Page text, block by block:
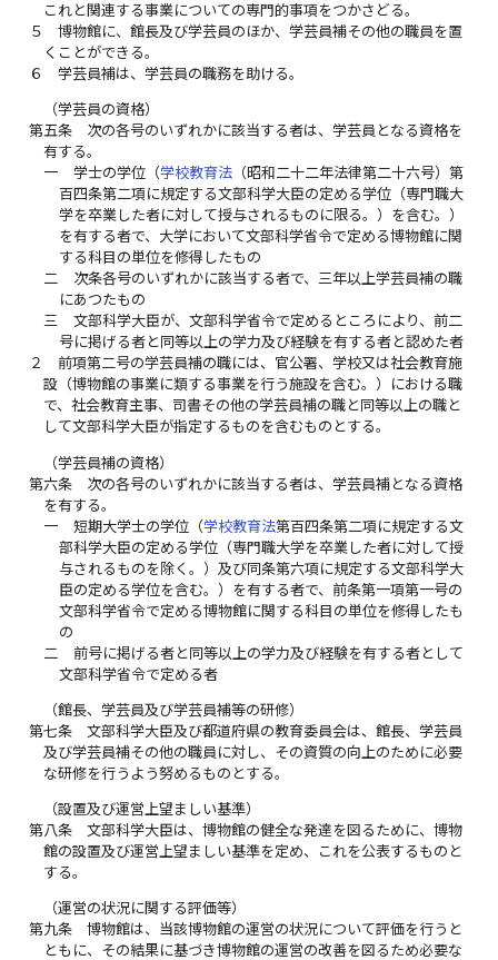
これと関連する事業についての専門的事項をつかさどる。
５
博物館に、館長及び学芸員のほか、学芸員補その他の職員を置
くことができる。
６
学芸員補は、学芸員の職務を助ける。
（学芸員の資格）
第五条
次の各号のいずれかに該当する者は、学芸員となる資格を
有する。
一
学士の学位（学校教育法（昭和二十二年法律第二十六号）第
百四条第二項に規定する文部科学大臣の定める学位（専門職大
学を卒業した者に対して授与されるものに限る。）を含む。）
を有する者で、大学において文部科学省令で定める博物館に関
する科目の単位を修得したもの
二
次条各号のいずれかに該当する者で、三年以上学芸員補の職
にあつたもの
三
文部科学大臣が、文部科学省令で定めるところにより、前二
号に掲げる者と同等以上の学力及び経験を有する者と認めた者
２
前項第二号の学芸員補の職には、官公署、学校又は社会教育施
設（博物館の事業に類する事業を行う施設を含む。）における職
で、社会教育主事、司書その他の学芸員補の職と同等以上の職と
して文部科学大臣が指定するものを含むものとする。
（学芸員補の資格）
第六条
次の各号のいずれかに該当する者は、学芸員補となる資格
を有する。
一
短期大学士の学位（学校教育法第百四条第二項に規定する文
部科学大臣の定める学位（専門職大学を卒業した者に対して授
与されるものを除く。）及び同条第六項に規定する文部科学大
臣の定める学位を含む。）を有する者で、前条第一項第一号の
文部科学省令で定める博物館に関する科目の単位を修得したも
の
二
前号に掲げる者と同等以上の学力及び経験を有する者として
文部科学省令で定める者
（館長、学芸員及び学芸員補等の研修）
第七条
文部科学大臣及び都道府県の教育委員会は、館長、学芸員
及び学芸員補その他の職員に対し、その資質の向上のために必要
な研修を行うよう努めるものとする。
（設置及び運営上望ましい基準）
第八条
文部科学大臣は、博物館の健全な発達を図るために、博物
館の設置及び運営上望ましい基準を定め、これを公表するものと
する。
（運営の状況に関する評価等）
第九条
博物館は、当該博物館の運営の状況について評価を行うと
ともに、その結果に基づき博物館の運営の改善を図るため必要な